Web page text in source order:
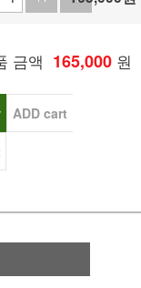
금액 165,000 원
ADD cart